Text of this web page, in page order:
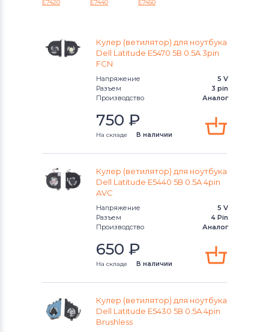
Вентиляторы (кулеры)Gateway
Вентиляторы (кулеры) HP
Вентиляторы (кулеры)
Вентиляторы (кулеры)Quanta
Вентиляторы (кулеры)
Вентиляторы (кулеры)
Вентиляторы (кулеры)
Вентиляторы (кулеры) LG
Inspiron 1110
Inspiron 13
Inspiron 14R
Inspiron 17
Inspiron Mini
Inspiron XPS
OptiPlex
E7420 E7440 E7450
Кулер (ветилятор) для ноутбука
Dell Latitude E5470 5В 0.5A 3pin
FCN
Напряжение
5 V
Разъем
3 pin
Производство
Аналог
750 ₽
На складе В наличии
Кулер (ветилятор) для ноутбука
Dell Latitude E5440 5В 0.5A 4pin
AVC
Напряжение
5 V
Разъем
4 Pin
Производство
Аналог
650 ₽
На складе В наличии
Кулер (ветилятор) для ноутбука
Dell Latitude E5430 5В 0.5A 4pin
Brushless